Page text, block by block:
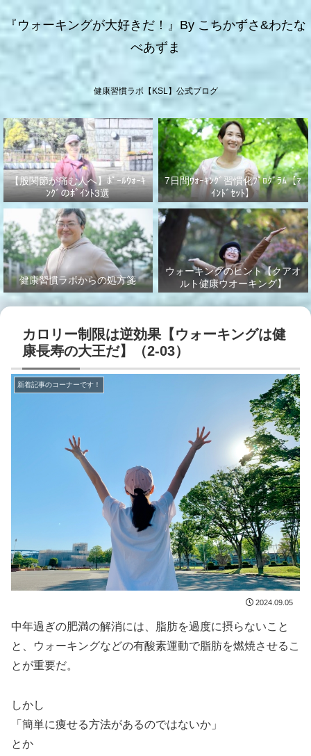
『ウォーキングが大好きだ！』By こちかずさ&わたな
べあずま
健康習慣ラボ【KSL】公式ブログ
【股関節が痛む人へ】ﾎﾟｰﾙｳｫｰｷ
ﾝｸﾞのﾎﾟｲﾝﾄ3選
7日間ｳｫｰｷﾝｸﾞ習慣化ﾌﾟﾛｸﾞﾗﾑ【ﾏ
ｲﾝﾄﾞｾｯﾄ】
健康習慣ラボからの処方箋
ウォーキングのヒント【クアオ
ルト健康ウオーキング】
No.003
カロリー制限は逆効果【ウォーキングは健
康長寿の大王だ】（2-03）
新着記事のコーナーです！
2024.09.05
中年過ぎの肥満の解消には、脂肪を過度に摂らないこと
と、ウォーキングなどの有酸素運動で脂肪を燃焼させるこ
とが重要だ。
しかし
「簡単に痩せる方法があるのではないか」
とか